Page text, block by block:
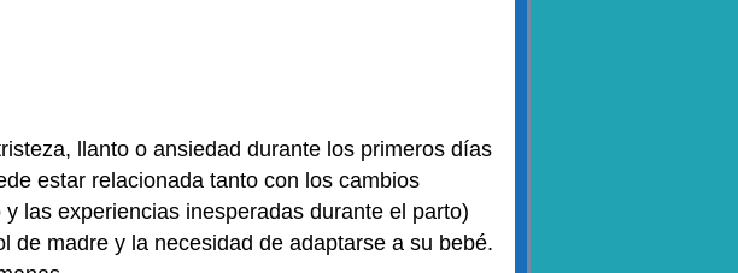
llanto o ansiedad durante los primeros días
estar relacionada tanto con los cambios
las experiencias inesperadas durante el parto)
de madre y la necesidad de adaptarse a su bebé.